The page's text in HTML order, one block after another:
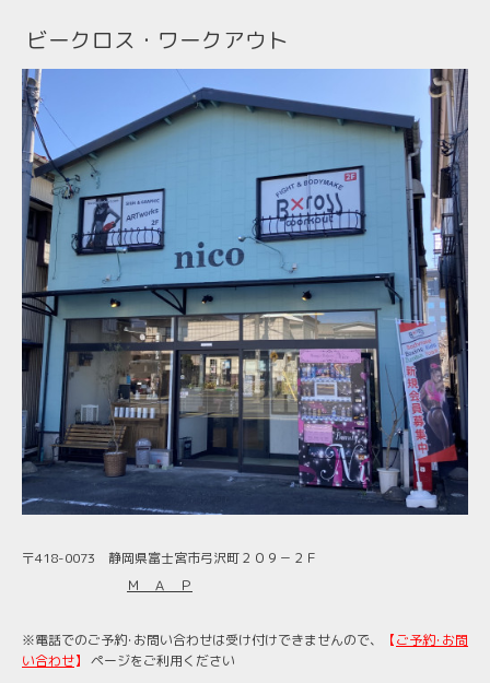
ビークロス・ワークアウト
〒418-0073 静岡県富士宮市弓沢町２０９－２Ｆ
Ｍ Ａ Ｐ
※電話でのご予約･お問い合わせは受け付けできませんので、 【ご予約･お問
い合わせ】 ページをご利用ください